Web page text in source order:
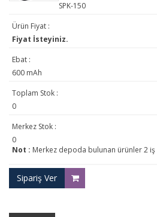
SPK-150
Ürün Fiyat :
Fiyat İsteyiniz.
Ebat :
600 mAh
Toplam Stok :
0
Merkez Stok :
0
Not : Merkez depoda bulunan ürünler 2
Sipariş Ver